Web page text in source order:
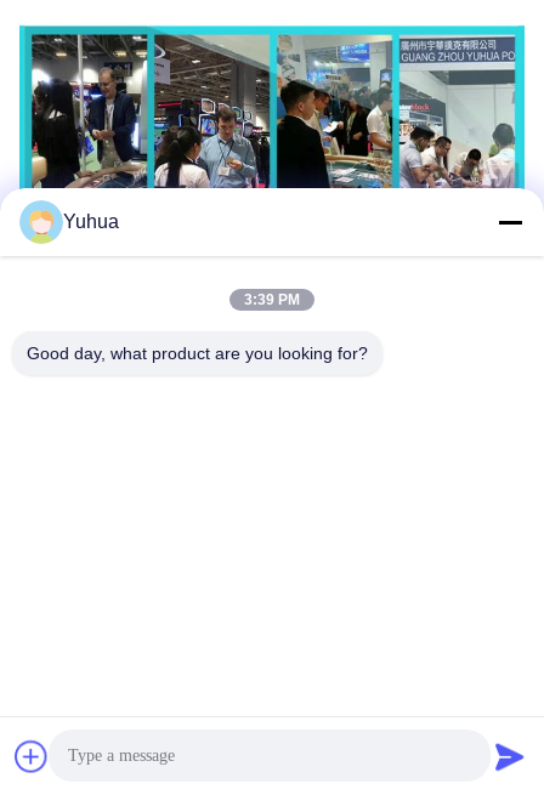
Yuhua
3:39 PM
Good day, what product are you looking for?